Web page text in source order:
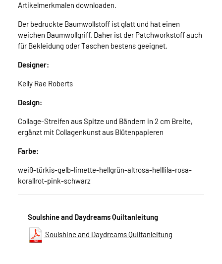
Artikelmerkmalen downloaden.
Der bedruckte Baumwollstoff ist glatt und hat einen
weichen Baumwollgriff. Daher ist der Patchworkstoff auch
für Bekleidung oder Taschen bestens geeignet.
Designer:
Kelly Rae Roberts
Design:
Collage-Streifen aus Spitze und Bändern in 2 cm Breite,
ergänzt mit Collagenkunst aus Blütenpapieren
Farbe:
weiß-türkis-gelb-limette-hellgrün-altrosa-helllila-rosa-
korallrot-pink-schwarz
Soulshine and Daydreams Quiltanleitung
Soulshine and Daydreams Quiltanleitung